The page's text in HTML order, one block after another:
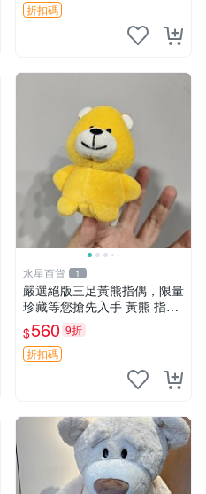
折扣碼
水星百貨 1
嚴選絕版三足黃熊指偶，限量
珍藏等您搶先入手 黃熊 指偶
珍藏品
$560 9折
折扣碼